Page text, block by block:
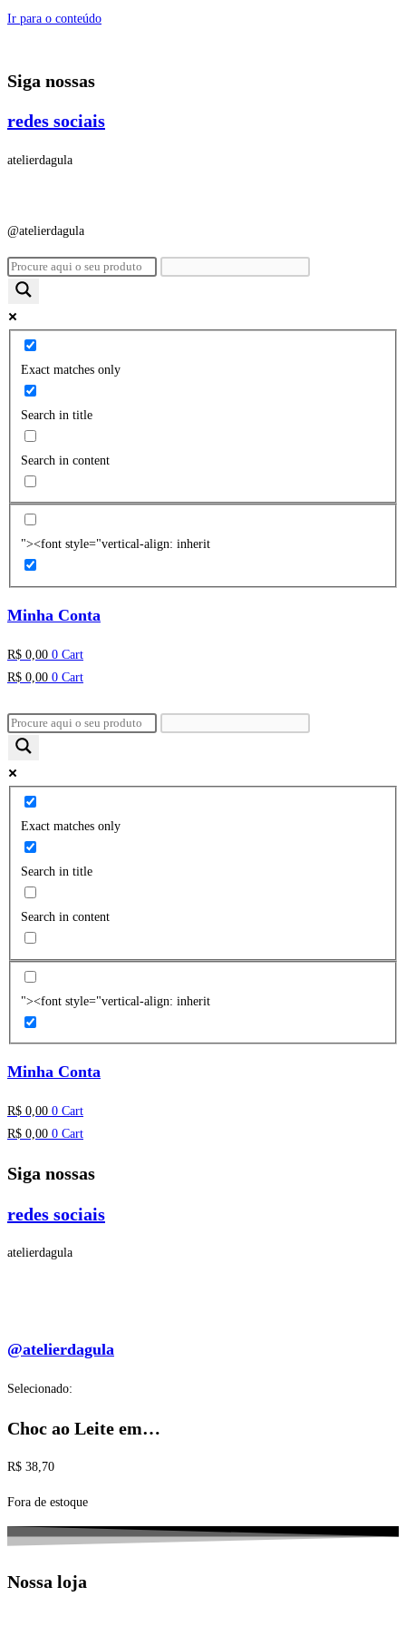
Ir para o conteúdo
Siga nossas
redes sociais
atelierdagula
@atelierdagula
Exact matches only
Search in title
Search in content
"><font style="vertical-align: inherit
Minha Conta
R$ 0,00 0 Cart
R$ 0,00 0 Cart
Exact matches only
Search in title
Search in content
"><font style="vertical-align: inherit
Minha Conta
R$ 0,00 0 Cart
R$ 0,00 0 Cart
Siga nossas
redes sociais
atelierdagula
@atelierdagula
Selecionado:
Choc ao Leite em…
R$ 38,70
Fora de estoque
Nossa loja